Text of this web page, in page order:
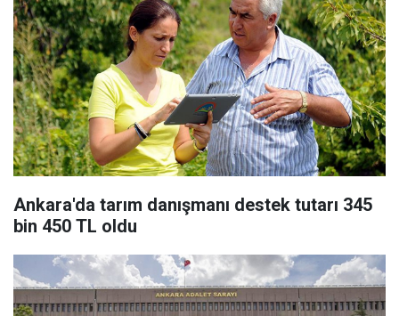
Ankara'da tarım danışmanı destek tutarı 345
bin 450 TL oldu